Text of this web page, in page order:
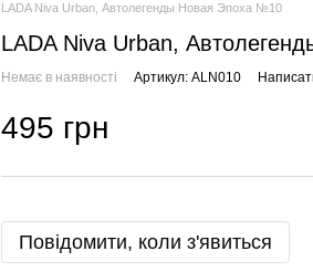
LADA Niva Urban, Автолегенды Новая Эпоха №10
LADA Niva Urban,
Немає в наявності Артикул: ALN010
495 грн
Повідомити, коли з'явиться